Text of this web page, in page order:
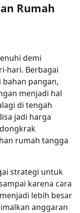
Rumah
demi
hari. Berbagai
pangan,
menjadi hal
di tengah
jadi harga
rumah tangga
strategi untuk
karena cara
lebih besar
anggaran